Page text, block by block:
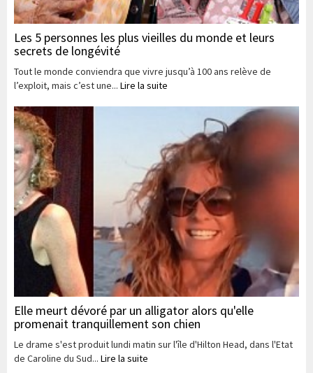
Les 5 personnes les plus vieilles du monde et leurs
secrets de longévité
Tout le monde conviendra que vivre jusqu’à 100 ans relève de
l’exploit, mais c’est une... Lire la suite
Elle meurt dévoré par un alligator alors qu'elle
promenait tranquillement son chien
Le drame s'est produit lundi matin sur l'île d'Hilton Head, dans l'Etat
de Caroline du Sud... Lire la suite